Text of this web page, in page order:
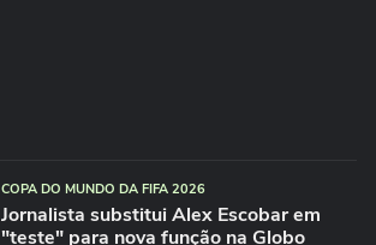
COPA DO MUNDO DA FIFA 2026
Jornalista substitui Alex Escobar em
"teste" para nova função na Globo